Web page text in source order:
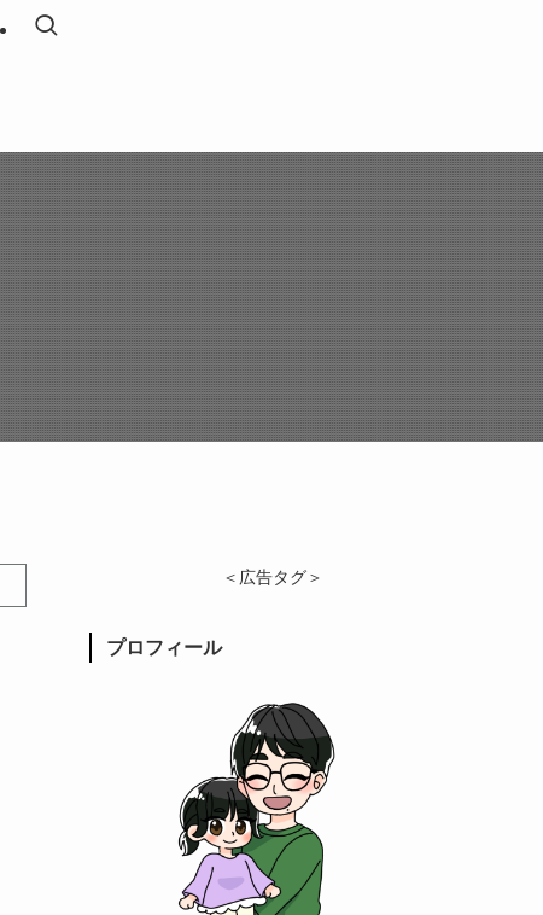
＜広告タグ＞
プロフィール